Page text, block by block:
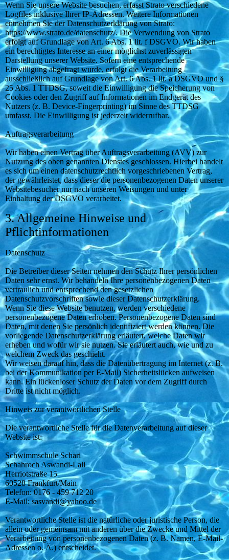
Wenn Sie unsere Website besuchen, erfasst Strato verschiedene
Logfiles inklusive Ihrer IP-Adressen. Weitere Informationen
entnehmen Sie der Datenschutzerklärung von Strato:
https://www.strato.de/datenschutz/. Die Verwendung von Strato
erfolgt auf Grundlage von Art. 6 Abs. 1 lit. f DSGVO. Wir haben
ein berechtigtes Interesse an einer möglichst zuverlässigen
Darstellung unserer Website. Sofern eine entsprechende
Einwilligung abgefragt wurde, erfolgt die Verarbeitung
ausschließlich auf Grundlage von Art. 6 Abs. 1 lit. a DSGVO und §
25 Abs. 1 TTDSG, soweit die Einwilligung die Speicherung von
Cookies oder den Zugriff auf Informationen im Endgerät des
Nutzers (z. B. Device-Fingerprinting) im Sinne des TTDSG
umfasst. Die Einwilligung ist jederzeit widerrufbar.
Auftragsverarbeitung
Wir haben einen Vertrag über Auftragsverarbeitung (AVV) zur
Nutzung des oben genannten Dienstes geschlossen. Hierbei handelt
es sich um einen datenschutzrechtlich vorgeschriebenen Vertrag,
der gewährleistet, dass dieser die personenbezogenen Daten unserer
Websitebesucher nur nach unseren Weisungen und unter
Einhaltung der DSGVO verarbeitet.
3. Allgemeine Hinweise und
Pflichtinformationen
Datenschutz
Die Betreiber dieser Seiten nehmen den Schutz Ihrer persönlichen
Daten sehr ernst. Wir behandeln Ihre personenbezogenen Daten
vertraulich und entsprechend den gesetzlichen
Datenschutzvorschriften sowie dieser Datenschutzerklärung.
Wenn Sie diese Website benutzen, werden verschiedene
personenbezogene Daten erhoben. Personenbezogene Daten sind
Daten, mit denen Sie persönlich identifiziert werden können. Die
vorliegende Datenschutzerklärung erläutert, welche Daten wir
erheben und wofür wir sie nutzen. Sie erläutert auch, wie und zu
welchem Zweck das geschieht.
Wir weisen darauf hin, dass die Datenübertragung im Internet (z. B.
bei der Kommunikation per E-Mail) Sicherheitslücken aufweisen
kann. Ein lückenloser Schutz der Daten vor dem Zugriff durch
Dritte ist nicht möglich.
Hinweis zur verantwortlichen Stelle
Die verantwortliche Stelle für die Datenverarbeitung auf dieser
Website ist:
Schwimmschule Schari
Schahroch Aswandi-Lali
Herriotstraße 15
60528 Frankfurt/Main
Telefon: 0176 - 459 712 20
E-Mail: sasvandi@yahoo.de
Verantwortliche Stelle ist die natürliche oder juristische Person, die
allein oder gemeinsam mit anderen über die Zwecke und Mittel der
Verarbeitung von personenbezogenen Daten (z. B. Namen, E-Mail-
Adressen o. Ä.) entscheidet.